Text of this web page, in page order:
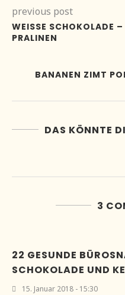
previous post
WEISSE SCHOKOLADE –
RALINEN
BANANEN ZIMT
DAS KÖNNTE
3
22 GESUNDE
SCHOKOLADE UND
15. Januar 2018 - 15:30